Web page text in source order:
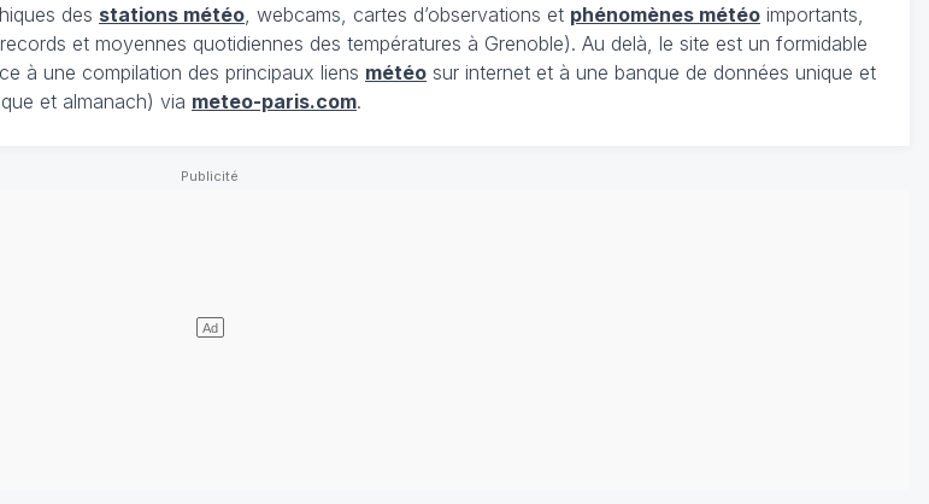
des stations météo , webcams, cartes d’observations et phénomènes météo importants,
et moyennes quotidiennes des températures à Grenoble). Au delà, le site est un formidable
à une compilation des principaux liens météo sur internet et à une banque de données unique et
et almanach) via meteo-paris.com.